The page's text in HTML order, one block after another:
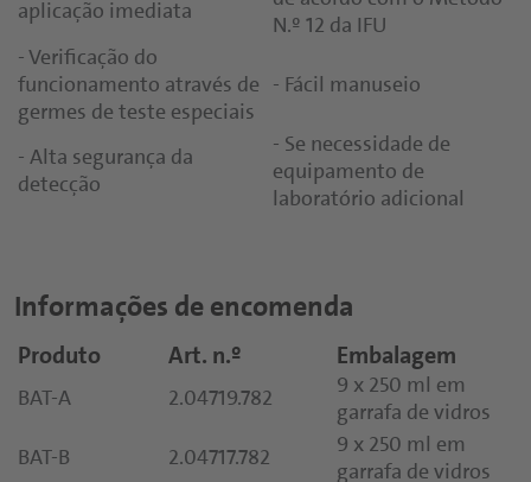
Bebidas substitutas de refeição
Bebidas esportivas e proteicas
Snacks nutritivos
Cápsulas
Comprimidos
Pós
sensorial e do cliente
aplicação imediata
N.º 12 da IFU
- Verificação do
funcionamento através de
germes de teste especiais
- Fácil manuseio
- Alta segurança da
detecção
- Se necessidade de
equipamento de
laboratório adicional
Informações de encomenda
Produto Art. n.º Embalagem
BAT-A 2.04719.782
9 x 250 ml em
garrafa de vidros
BAT-B
2.04717.782
9 x 250 ml em
garrafa de vidros